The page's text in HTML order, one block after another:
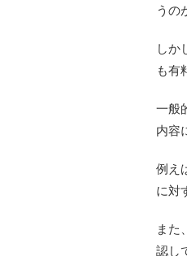
うの
しか
も有
一般
内容
例え
に対
また
認し